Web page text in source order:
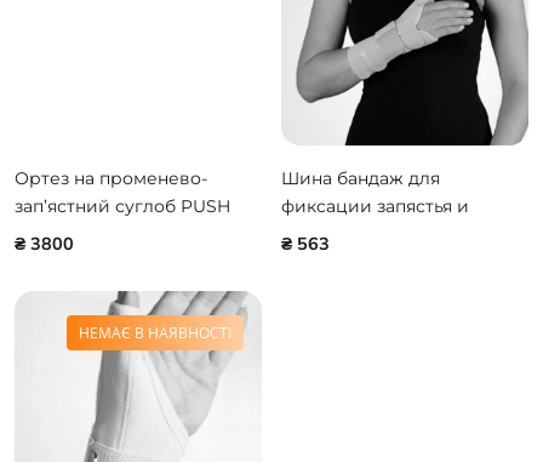
Ортез на променево-
зап’ястний суглоб PUSH
MED WRIST BRACE SPLINT
₴ 3800
Шина бандаж для
фиксации запястья и
большого пальца Ersamed
₴ 563
НЕМАЄ В НАЯВНОСТІ